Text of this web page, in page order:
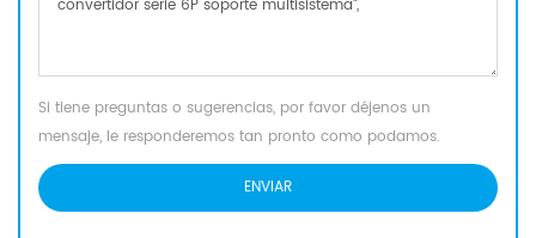
Si tiene preguntas o sugerencias, por favor déjenos un
mensaje, le responderemos tan pronto como podamos.